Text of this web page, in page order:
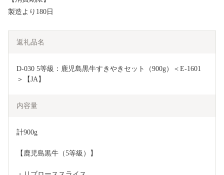
製造より180日
返礼品名
D-030 5等級：鹿児島黒牛すきやきセット（900g）＜E-1601
＞【JA】
内容量
計900g
【鹿児島黒牛（5等級）】